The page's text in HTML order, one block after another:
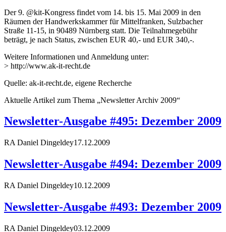
Der 9. @kit-Kongress findet vom 14. bis 15. Mai 2009 in den
Räumen der Handwerkskammer für Mittelfranken, Sulzbacher
Straße 11-15, in 90489 Nürnberg statt. Die Teilnahmegebühr
beträgt, je nach Status, zwischen EUR 40,- und EUR 340,-.
Weitere Informationen und Anmeldung unter:
> http://www.ak-it-recht.de
Quelle: ak-it-recht.de, eigene Recherche
Aktuelle Artikel zum Thema „Newsletter Archiv 2009“
Newsletter-Ausgabe #495: Dezember 2009
RA Daniel Dingeldey17.12.2009
Newsletter-Ausgabe #494: Dezember 2009
RA Daniel Dingeldey10.12.2009
Newsletter-Ausgabe #493: Dezember 2009
RA Daniel Dingeldey03.12.2009